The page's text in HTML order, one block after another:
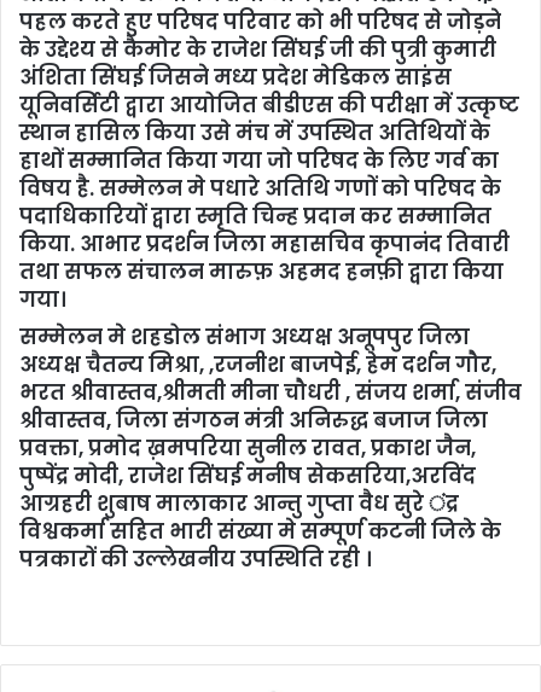
पहल करते हुए परिषद परिवार को भी परिषद से जोड़ने
के उद्देश्य से कैमोर के राजेश सिंघई जी की पुत्री कुमारी
अंशिता सिंघई जिसने मध्य प्रदेश मेडिकल साइंस
यूनिवर्सिटी द्वारा आयोजित बीडीएस की परीक्षा में उत्कृष्ट
स्थान हासिल किया उसे मंच में उपस्थित अतिथियों के
हाथों सम्मानित किया गया जो परिषद के लिए गर्व का
विषय है. सम्मेलन मे पधारे अतिथि गणों को परिषद के
पदाधिकारियों द्वारा स्मृति चिन्ह प्रदान कर सम्मानित
किया. आभार प्रदर्शन जिला महासचिव कृपानंद तिवारी
तथा सफल संचालन मारुफ़ अहमद हनफ़ी द्वारा किया
गया।
सम्मेलन मे शहडोल संभाग अध्यक्ष अनूपपुर जिला
अध्यक्ष चैतन्य मिश्रा, ,रजनीश बाजपेई, हेम दर्शन गौर,
भरत श्रीवास्तव,श्रीमती मीना चौधरी , संजय शर्मा, संजीव
श्रीवास्तव, जिला संगठन मंत्री अनिरुद्ध बजाज जिला
प्रवक्ता, प्रमोद ख़मपरिया सुनील रावत, प्रकाश जैन,
पुष्पेंद्र मोदी, राजेश सिंघई मनीष सेकसरिया,अरविंद
आग्रहरी शुबाष मालाकार आन्तु गुप्ता वैध सुरे ंद्र
विश्वकर्मा सहित भारी संख्या मे सम्पूर्ण कटनी जिले के
पत्रकारों की उल्लेखनीय उपस्थिति रही ।